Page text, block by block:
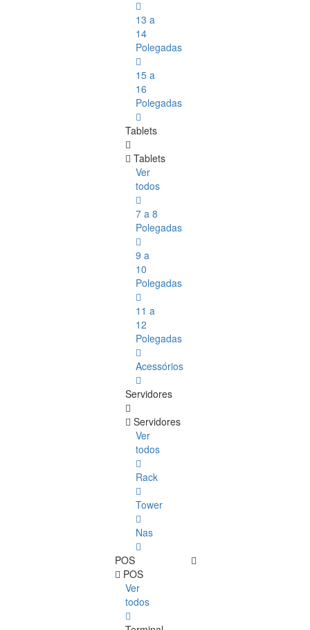
13 a
14
Polegadas
15 a
16
Polegadas
Tablets
Tablets
Ver
todos
7 a 8
Polegadas
9 a
10
Polegadas
11 a
12
Polegadas
Acessórios
Servidores
Servidores
Ver
todos
Rack
Tower
Nas
POS
POS
Ver
todos